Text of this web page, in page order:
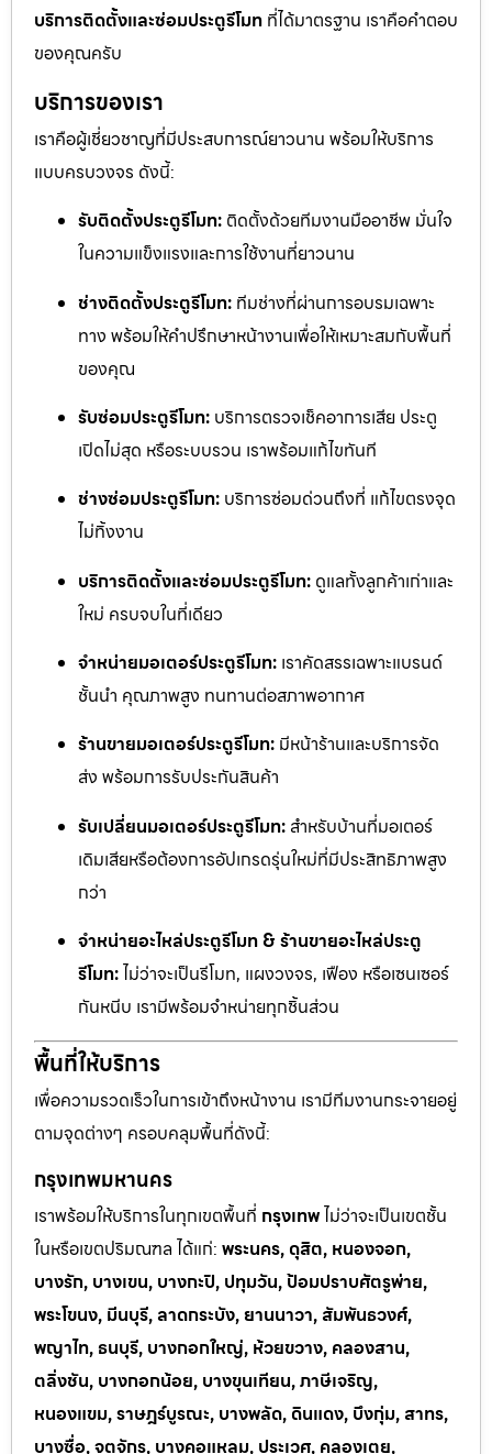
บริการติดตั้งและซ่อมประตูรีโมท ที่ได้มาตรฐาน เราคือคำตอบ
ของคุณครับ
บริการของเรา
เราคือผู้เชี่ยวชาญที่มีประสบการณ์ยาวนาน พร้อมให้บริการ
แบบครบวงจร ดังนี้:
รับติดตั้งประตูรีโมท: ติดตั้งด้วยทีมงานมืออาชีพ มั่นใจ
ในความแข็งแรงและการใช้งานที่ยาวนาน
ช่างติดตั้งประตูรีโมท: ทีมช่างที่ผ่านการอบรมเฉพาะ
ทาง พร้อมให้คำปรึกษาหน้างานเพื่อให้เหมาะสมกับพื้นที่
ของคุณ
รับซ่อมประตูรีโมท: บริการตรวจเช็คอาการเสีย ประตู
เปิดไม่สุด หรือระบบรวน เราพร้อมแก้ไขทันที
ช่างซ่อมประตูรีโมท: บริการซ่อมด่วนถึงที่ แก้ไขตรงจุด
ไม่ทิ้งงาน
บริการติดตั้งและซ่อมประตูรีโมท: ดูแลทั้งลูกค้าเก่าและ
ใหม่ ครบจบในที่เดียว
จำหน่ายมอเตอร์ประตูรีโมท: เราคัดสรรเฉพาะแบรนด์
ชั้นนำ คุณภาพสูง ทนทานต่อสภาพอากาศ
ร้านขายมอเตอร์ประตูรีโมท: มีหน้าร้านและบริการจัด
ส่ง พร้อมการรับประกันสินค้า
รับเปลี่ยนมอเตอร์ประตูรีโมท: สำหรับบ้านที่มอเตอร์
เดิมเสียหรือต้องการอัปเกรดรุ่นใหม่ที่มีประสิทธิภาพสูง
กว่า
จำหน่ายอะไหล่ประตูรีโมท & ร้านขายอะไหล่ประตู
รีโมท:ไม่ว่าจะเป็นรีโมท, แผงวงจร, เฟือง หรือเซนเซอร์
กันหนีบ เรามีพร้อมจำหน่ายทุกชิ้นส่วน
พื้นที่ให้บริการ
เพื่อความรวดเร็วในการเข้าถึงหน้างาน เรามีทีมงานกระจายอยู่
ตามจุดต่างๆ ครอบคลุมพื้นที่ดังนี้:
กรุงเทพมหานคร
เราพร้อมให้บริการในทุกเขตพื้นที่ กรุงเทพไม่ว่าจะเป็นเขตชั้น
ในหรือเขตปริมณฑล ได้แก่: พระนคร, ดุสิต, หนองจอก,
บางรัก, บางเขน, บางกะปิ, ปทุมวัน, ป้อมปราบศัตรูพ่าย,
พระโขนง, มีนบุรี, ลาดกระบัง, ยานนาวา, สัมพันธวงศ์,
พญาไท, ธนบุรี, บางกอกใหญ่, ห้วยขวาง, คลองสาน,
ตลิ่งชัน, บางกอกน้อย, บางขุนเทียน, ภาษีเจริญ,
หนองแขม, ราษฎร์บูรณะ, บางพลัด, ดินแดง, บึงกุ่ม, สาทร,
บางซื่อ, จตุจักร, บางคอแหลม, ประเวศ, คลองเตย,